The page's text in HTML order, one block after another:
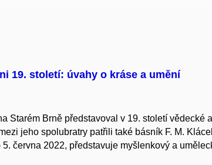
19. století: úvahy o kráse a umění
Starém Brně představoval v 19. století
jeho spolubratry patřili také básník F. M.
června 2022, představuje myšlenkový a